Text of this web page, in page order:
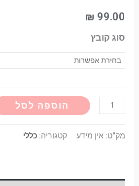
₪ 99.00
סוג קובץ
הוספה לסל
מק"ט: אין מידע קטגוריה: כללי